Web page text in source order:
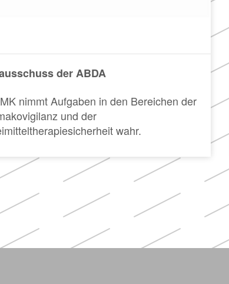
der ABDA
nimmt Aufgaben in den Bereichen der
und der
wahr.